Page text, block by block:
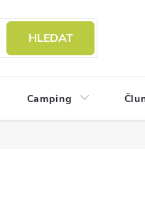
HLEDAT
Camping